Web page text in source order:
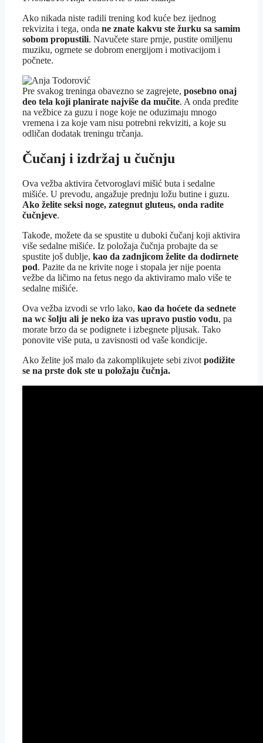
Ako nikada niste radili trening kod kuće bez ijednog
rekvizita i tega, onda ne znate kakvu ste žurku sa samim
sobom propustili. Navučete stare prnje, pustite omiljenu
muziku, ogrnete se dobrom energijom i motivacijom i
počnete.
Pre svakog treninga obavezno se zagrejete, posebno onaj
deo tela koji planirate najviše da mučite. A onda pređite
na vežbice za guzu i noge koje ne oduzimaju mnogo
vremena i za koje vam nisu potrebni rekviziti, a koje su
odličan dodatak treningu trčanja.
Čučanj i izdržaj u čučnju
Ova vežba aktivira četvoroglavi mišić buta i sedalne
mišiće. U prevodu, angažuje prednju ložu butine i guzu.
Ako želite seksi noge, zategnut gluteus, onda radite
čučnjeve.
Takođe, možete da se spustite u duboki čučanj koji aktivira
više sedalne mišiće. Iz položaja čučnja probajte da se
spustite još dublje, kao da zadnjicom želite da dodirnete
pod. Pazite da ne krivite noge i stopala jer nije poenta
vežbe da ličimo na fetus nego da aktiviramo malo više te
sedalne mišiće.
Ova vežba izvodi se vrlo lako, kao da hoćete da sednete
na wc šolju ali je neko iza vas upravo pustio vodu, pa
morate brzo da se podignete i izbegnete pljusak. Tako
ponovite više puta, u zavisnosti od vaše kondicije.
Ako želite još malo da zakomplikujete sebi zivot podižite
se na prste dok ste u položaju čučnja.